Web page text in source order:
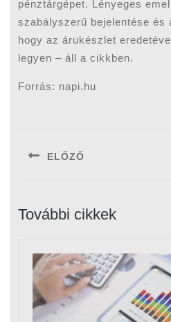
pénztárgépet. Lényeges
szabályszerű bejelentése és
hogy az árukészlet
legyen – áll a cikkben.
Forrás: napi.hu
ELŐZŐ
További cikkek